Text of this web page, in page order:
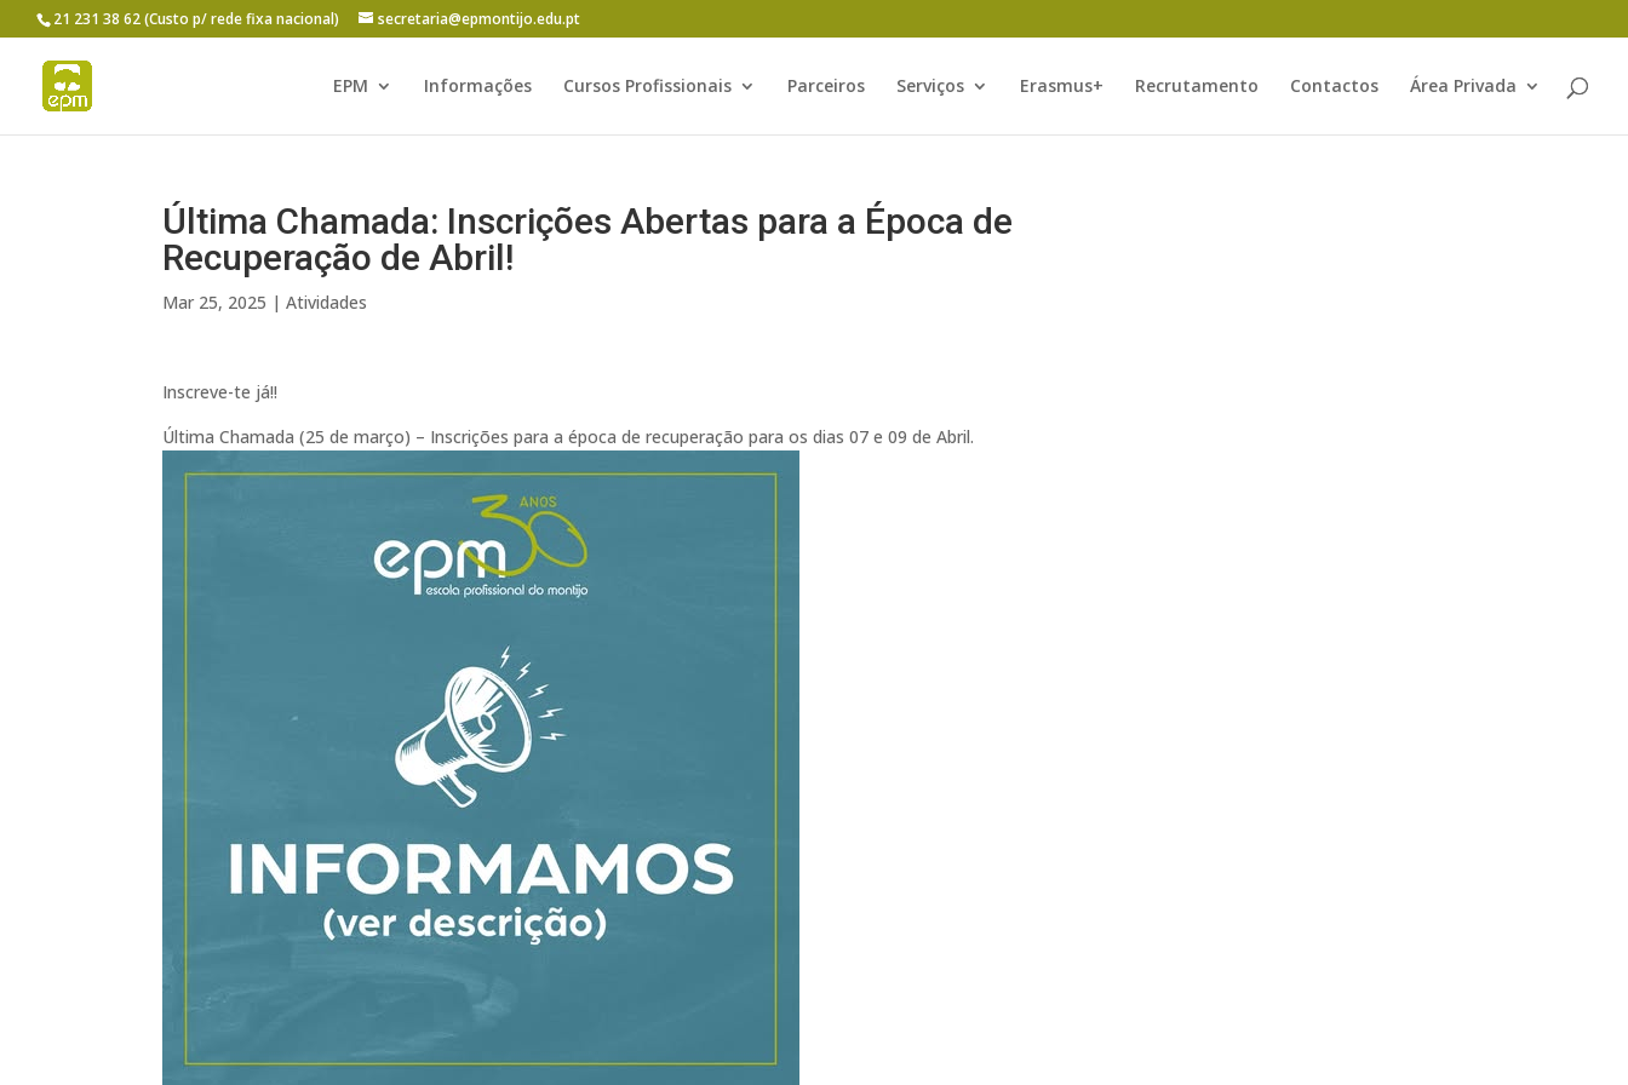
21 231 38 62 (Custo p/ rede fixa nacional) secretaria@epmontijo.edu.pt
EPM Informações Cursos Profissionais Parceiros Serviços Erasmus+ Recrutamento Contactos Área Privada
Última Chamada: Inscrições Abertas para a Época de
Recuperação de Abril!
Mar 25, 2025 |Atividades
Inscreve-te já!!
Última Chamada (25 de março) – Inscrições para a época de recuperação para os dias 07 e 09 de Abril.